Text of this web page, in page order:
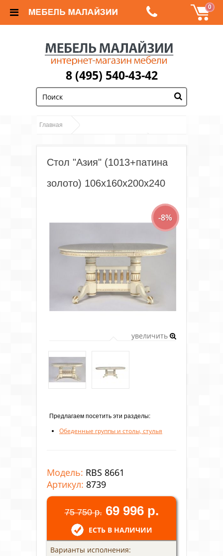
0
8 (495) 540-43-42
Главная
Столы Столы из массива и МДФ
Стол "Азия" (1013+патина золото) 106х160х200х240
Стол "Азия" (1013+патина
золото) 106х160х200х240
-8%
увеличить
Предлагаем посетить эти разделы:
Обеденные группы и столы, стулья
Модель: RBS 8661
Артикул: 8739
75 750 р. 69 996 р.
ЕСТЬ В НАЛИЧИИ
Варианты исполнения: